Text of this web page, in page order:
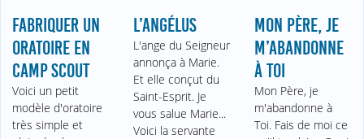
FABRIQUER UN
ORATOIRE EN
CAMP SCOUT
Voici un petit
modèle d'oratoire
très simple et
L’ANGÉLUS
L'ange du Seigneur
annonça à Marie.
Et elle conçut du
Saint-Esprit. Je
vous salue Marie...
Voici la servante
MON PÈRE, JE
M’ABANDONNE
À TOI
Mon Père, je
m'abandonne à
Toi. Fais de moi ce